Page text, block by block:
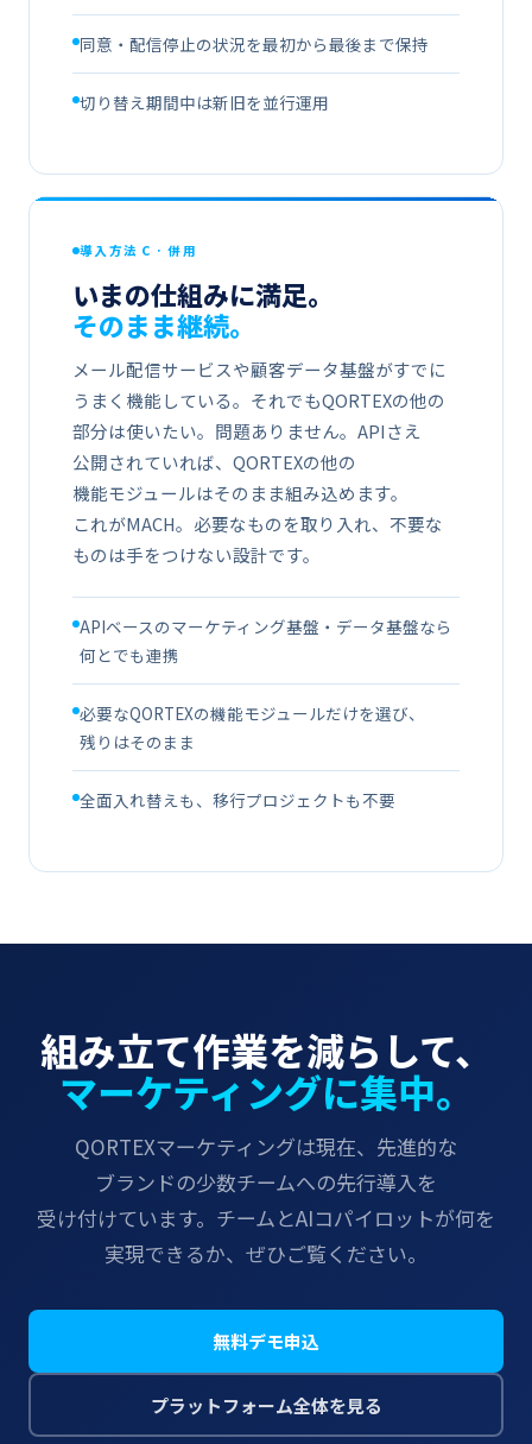
同意・​​配信停止の​​状況を​​最初から​​最後まで​​保持
切り​替え期間中は​​新旧を​​並行運用
導入方​​法 C · 併用
いまの​​仕組みに​​満足。
そのまま​​継続。
メール配信サービスや​​顧客データ基盤が​​すでに​​
うまく​​機能している。​​それでも​​QORTEXの​​他の​​
部分は​​使いたい。​​問題ありません。​​APIさえ​​
公開されていれば、​​QORTEXの​​他の​​
機能モジュールは​​そのまま​​組み込めます。​​
これが​​MACH。​​必要な​​ものを​​取り​入れ、​​不要な​​
ものは​​手を​​つけない​​設計です。
APIベースの​​マーケティング基盤・​データ基盤なら​​
何とでも​​連携
必要な​​QORTEXの​​機能モジュールだけを​​選び、​​
残りは​​そのまま
全面​​入れ替えも、​​移行プロジェクトも​​不要
組み立て​​作業を​​減らして、
マーケティングに​​集中。
QORTEXマーケティングは​​現在、​​先進的な​​
ブランドの​​少数チームへの​​先行導入を​​
受け付けています。​​チームと​​AIコパイロットが​​何を​​
実現できるか、​​ぜひご覧ください。
無料デモ申込
プラットフォーム全体を​​見る